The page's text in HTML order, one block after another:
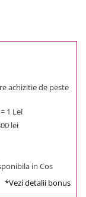
achizitie de peste
1 Lei
lei
in Cos
*Vezi detalii bonus